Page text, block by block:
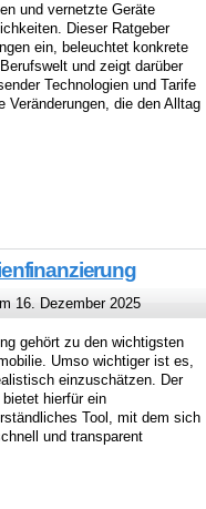
und vernetzte Geräte
Dieser Ratgeber
ein, beleuchtet konkrete
und zeigt darüber
Technologien und Tarife
die den Alltag
16. Dezember 2025
gehört zu den wichtigsten
Umso wichtiger ist es,
einzuschätzen. Der
bietet hierfür ein
Tool, mit dem sich
und transparent